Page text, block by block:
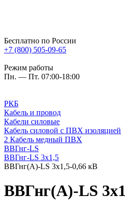
Бесплатно по России
+7 (800) 505-09-65
Режим работы
Пн. — Пт. 07:00-18:00
РКБ
Кабель и провод
Кабели силовые
Кабель силовой с ПВХ изоляцией
2 Кабель медный ПВХ
ВВГнг-LS
ВВГнг-LS 3х1,5
ВВГнг(А)-LS 3х1,5-0,66 кВ
ВВГнг(А)-LS